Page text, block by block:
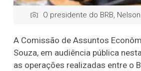
O presidente do BRB,
A Comissão de Assuntos
Souza, em audiência pública
as operações realizadas entre o